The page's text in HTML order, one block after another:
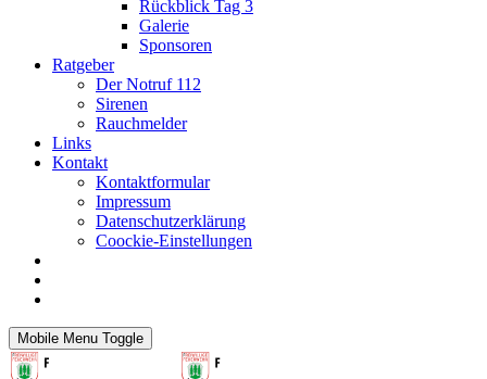
Rückblick Tag 3
Galerie
Sponsoren
Ratgeber
Der Notruf 112
Sirenen
Rauchmelder
Links
Kontakt
Kontaktformular
Impressum
Datenschutzerklärung
Coockie-Einstellungen
Mobile Menu Toggle